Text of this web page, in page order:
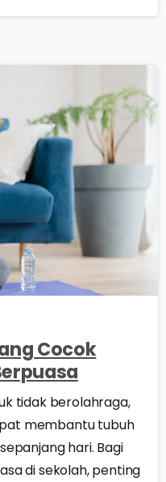
Cocok
tidak berolahraga,
membantu tubuh
hari. Bagi
di sekolah, penting